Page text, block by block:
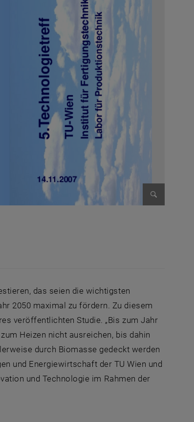
das seien die wichtigsten
2050 maximal zu fördern. Zu diesem
veröffentlichten Studie. „Bis zum Jahr
Heizen nicht ausreichen, bis dahin
durch Biomasse gedeckt werden
und Energiewirtschaft der TU Wien und
und Technologie im Rahmen der